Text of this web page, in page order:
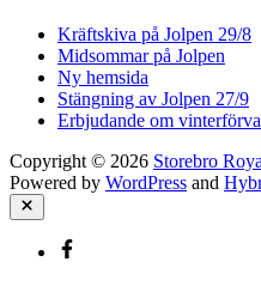
Kräftskiva på Jolpen 29/8
Midsommar på Jolpen
Ny hemsida
Stängning av Jolpen 27/9
Erbjudande om
Copyright © 2026 Storebro
Powered by WordPress and
Close
Facebook